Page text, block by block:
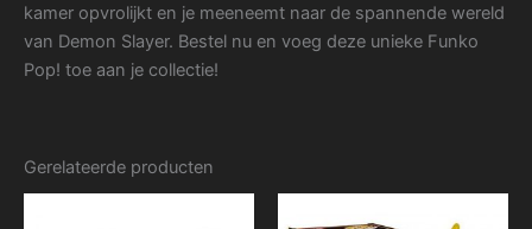
kamer opvrolijkt en je meeneemt naar de spannende wereld
van Demon Slayer. Bestel nu en voeg deze unieke Funko
Pop! toe aan je collectie!
Gerelateerde producten